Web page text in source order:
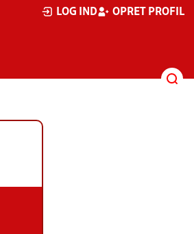
LOG IND OPRET PROFIL